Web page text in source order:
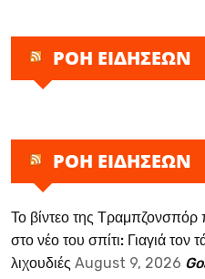
ΡΟΗ ΕΙΔΗΣΕΩΝ
ΡΟΗ ΕΙΔΗΣΕΩΝ
Το βίντεο της Τραμπζονσπόρ
στο νέο του σπίτι: Γιαγιά τον
λιχουδιές August 9, 2026